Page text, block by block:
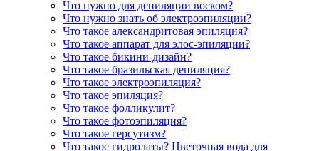
Что нужно для депиляции воском?
Что нужно знать об электроэпиляции?
Что такое александритовая эпиляция?
Что такое аппарат для элос-эпиляции?
Что такое бикини-дизайн?
Что такое бразильская депиляция?
Что такое электроэпиляция?
Что такое эпиляция?
Что такое фолликулит?
Что такое фотоэпиляция?
Что такое герсутизм?
Что такое гидролаты? Цветочная вода для